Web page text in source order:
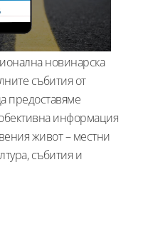
новинарска
събития от
предоставяме
информация
живот – местни
събития и